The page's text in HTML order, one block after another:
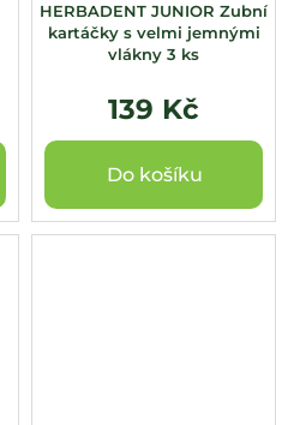
HERBADENT JUNIOR Zubní
kartáčky s velmi jemnými
vlákny 3 ks
139 Kč
Do košíku